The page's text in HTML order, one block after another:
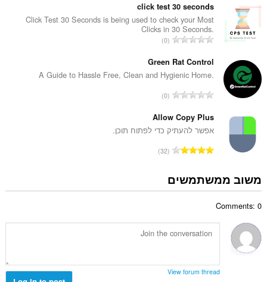
ו
ג
י
ם
:
פ
ר
ד
י
ו
ג
י
ם
:
click test 30 seconds
Click Test 30 Seconds is being used to check your Most
Clicks in 30 Seconds.
מ
פ
ר
י
ו
ג
י
ם
0
Green Rat Control
A Guide to Hassle Free, Clean and Hygienic Home.
מ
פ
ר
י
ו
ג
:
0
Allow Copy Plus
אפשר להעתיק כדי לפתוח תוכן.
מ
ר
ר
ו
ם
32
משוב ממשתמשים
Comments: 0
View forum thread